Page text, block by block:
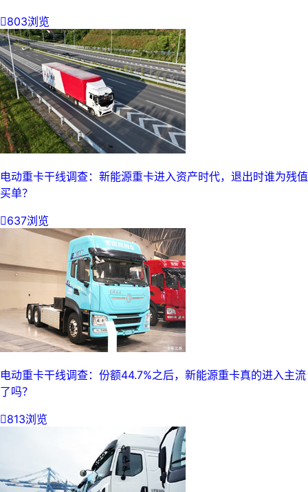
803浏览
电动重卡干线调查：新能源重卡进入资产时代，退出时谁为残值
买单？
637浏览
电动重卡干线调查：份额44.7%之后，新能源重卡真的进入主流
了吗？
813浏览